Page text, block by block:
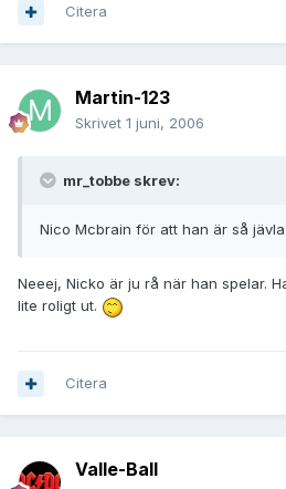
Citera
Martin-123
Skrivet 1 juni, 2006
mr_tobbe skrev:
Nico Mcbrain för att han är så
Neeej, Nicko är ju rå när han spelar.
lite roligt ut.
Citera
Valle-Ball